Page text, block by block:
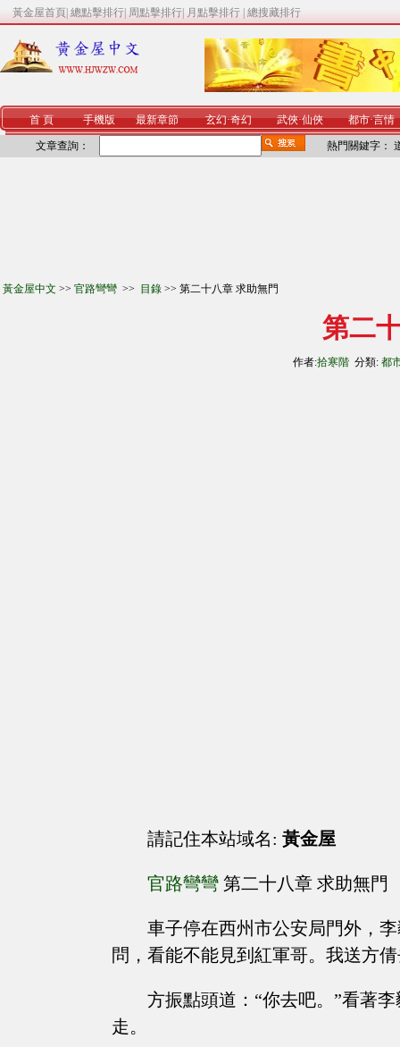
黃金屋首頁 總點擊排行 周點擊排行 月點擊排行 總搜藏排行
首 頁 手機版 最新章節 玄幻·奇幻 武俠·仙俠 都市·言情
文章查詢： 熱門關鍵字：
黃金屋中文 >> 官路彎彎 >> 目錄 >> 第二十八章 求助無門
第二
作者:拾寒階 分類: 都
請記住本站域名: 黃金屋
官路彎彎 第二十八章 求助無門
車子停在西州市公安局門外，
問，看能不能見到紅軍哥。我送方
方振點頭道：“你去吧。”看著
走。